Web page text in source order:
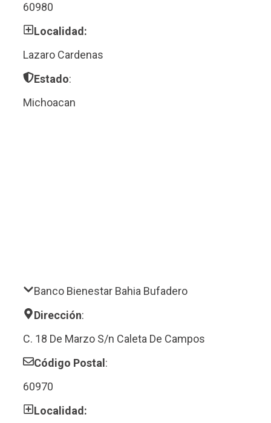
60980
Localidad:
Lazaro Cardenas
Estado:
Michoacan
Banco Bienestar Bahia Bufadero
Dirección:
C. 18 De Marzo S/n Caleta De Campos
Código Postal :
60970
Localidad: